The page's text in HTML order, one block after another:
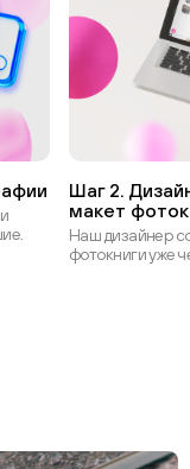
Шаг 2.
макет
Наш дизайнер
фотокниги уже